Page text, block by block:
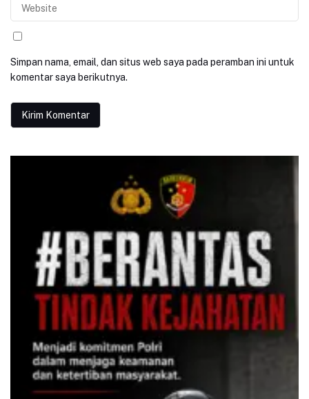
Simpan nama, email, dan situs web saya pada peramban ini untuk
komentar saya berikutnya.